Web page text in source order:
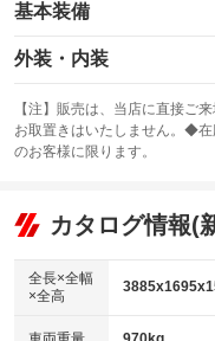
基本装備
エアバッグ：運転席/助手席
：装備あり
：装備なし
サンルーフ
：装備なし
リフトアップ
：装備なし
：装備なし
パワーウィンドウ
外装・内装
カーナビ：DVDナビ
：装備あり
TV：フルセグ
：装備あり
ビジュアル
：装備なし
：装備なし
革シート
【注】販売は、当店に直接ご
お取置きはいたしません。◆
のお客様に限ります。
カタログ情報(
全長×全幅
×全高